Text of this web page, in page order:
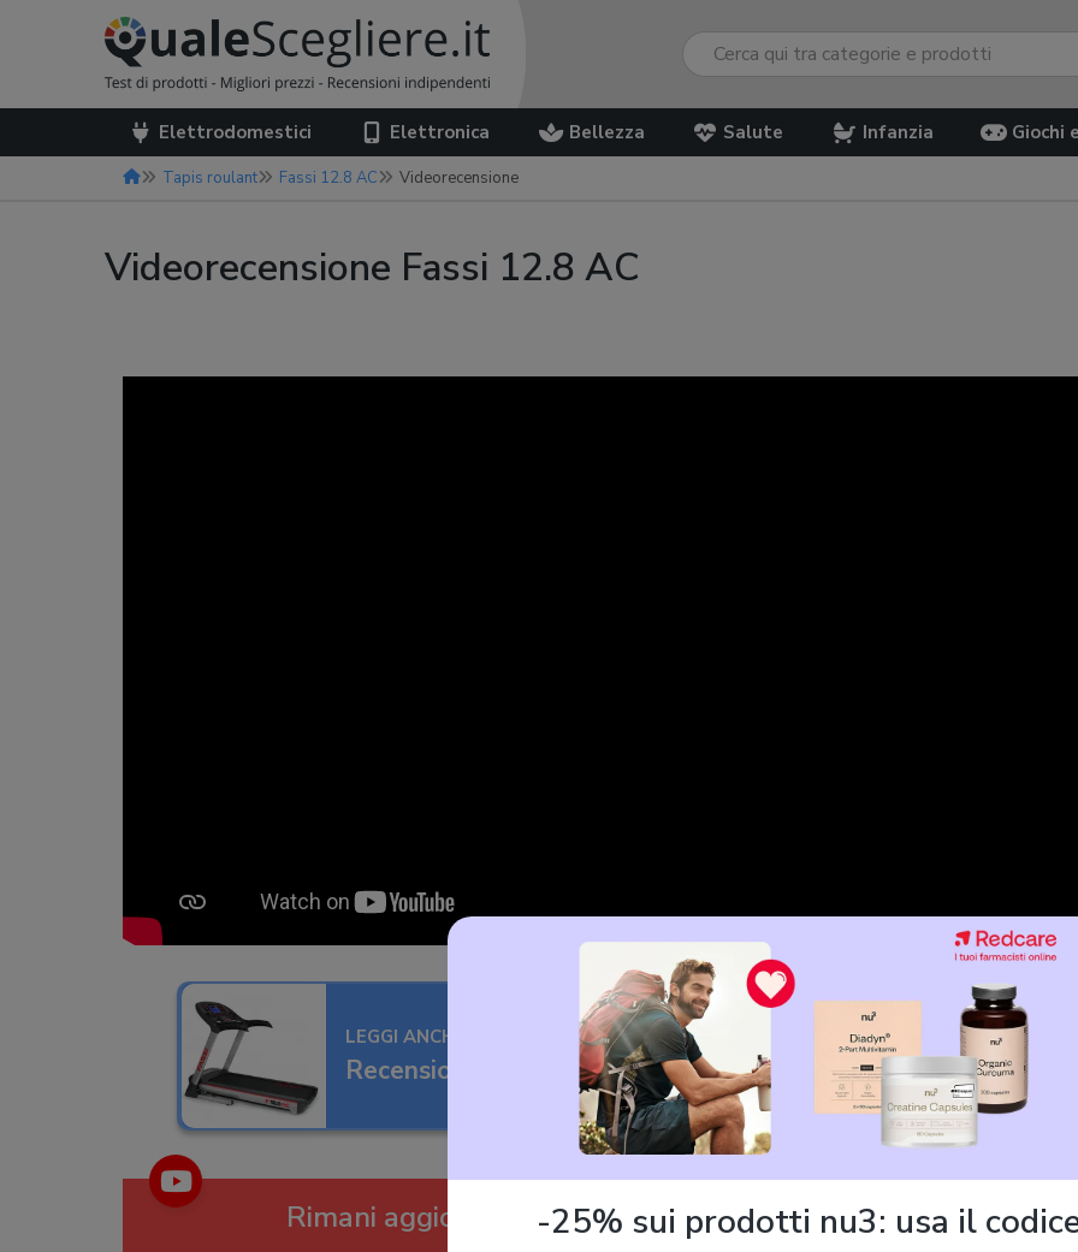
Elettrodomestici Elettronica Bellezza Salute Infanzia Giochi
Tapis roulant Fassi 12.8 AC Videorecensione
Videorecensione Fassi 12.8 AC
LEGGI ANCHE
Recensione Fassi 12.8 AC
Rimani aggiornato sui nostri video ISCRIVITI AL CANALE
-25% sui prodotti nu3: usa il